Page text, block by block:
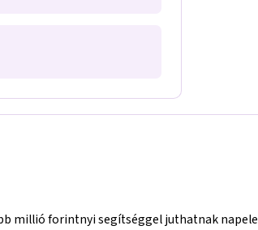
millió forintnyi segítséggel juthatnak